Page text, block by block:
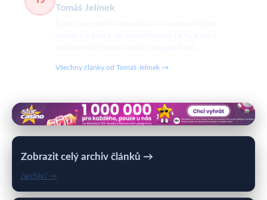
Tomáš Jelínek
Všechny články od Tomáš Jelínek →
Zobrazit celý archiv článků →
/archiv/ →